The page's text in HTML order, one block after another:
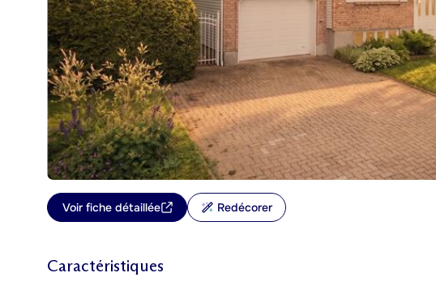
Voir fiche détaillée Redécorer
Caractéristiques